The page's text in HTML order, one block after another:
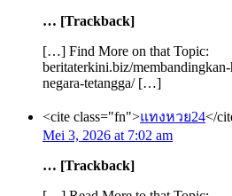
… [Trackback]
[…] Find More on that Topic:
beritaterkini.biz/
negara-tetangga/ […]
<cite class="fn">แทงหวย24</
Mei 3, 2026 at 7:02 am
… [Trackback]